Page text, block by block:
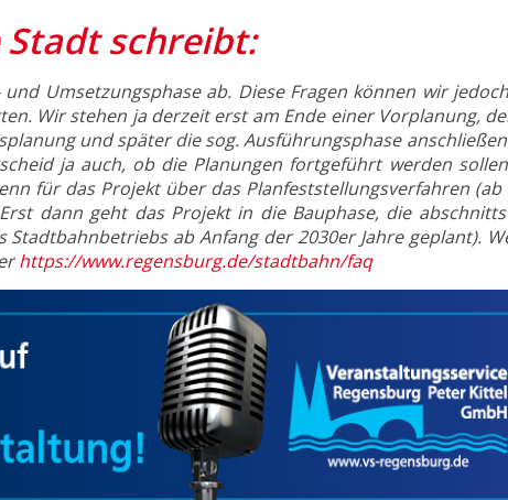
Stadt schreibt:
Umsetzungsphase ab. Diese Fragen können wir
Wir stehen ja derzeit erst am Ende einer Vorplanung,
und später die sog. Ausführungsphase
ja auch, ob die Planungen fortgeführt werden
für das Projekt über das Planfeststellungsverfahren (ab
dann geht das Projekt in die Bauphase, die
ab Anfang der 2030er Jahre geplant).
https://www.regensburg.de/stadtbahn/faq